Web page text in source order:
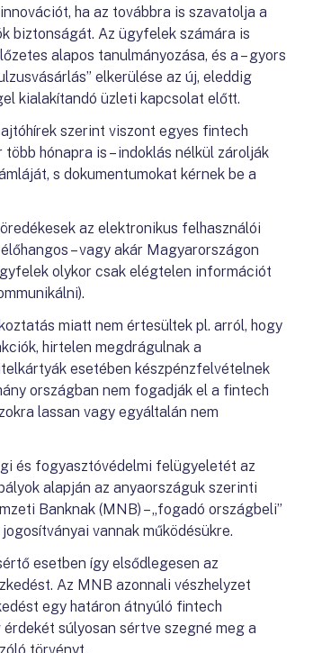
ha az továbbra is szavatolja a
biztonságát. Az ügyfelek számára is
alapos tanulmányozása, és a – gyors
elkerülése az új, eleddig
kialakítandó üzleti kapcsolat előtt.
szerint viszont egyes fintech
hónapra is – indoklás nélkül zárolják
s dokumentumokat kérnek be a
az elektronikus felhasználói
– vagy akár Magyarországon
olykor csak elégtelen információt
miatt nem értesültek pl. arról, hogy
hirtelen megdrágulnak a
esetében készpénzfelvételnek
országban nem fogadják el a fintech
lassan vagy egyáltalán nem
és fogyasztóvédelmi felügyeletét az
alapján az anyaországuk szerinti
Banknak (MNB) – „fogadó országbeli”
vannak működésükre.
esetben így elsődlegesen az
Az MNB azonnali vészhelyzet
egy határon átnyúló fintech
súlyosan sértve szegné meg a